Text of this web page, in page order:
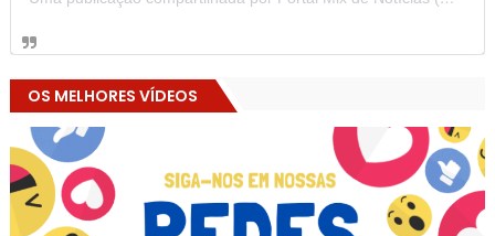
OS MELHORES VÍDEOS